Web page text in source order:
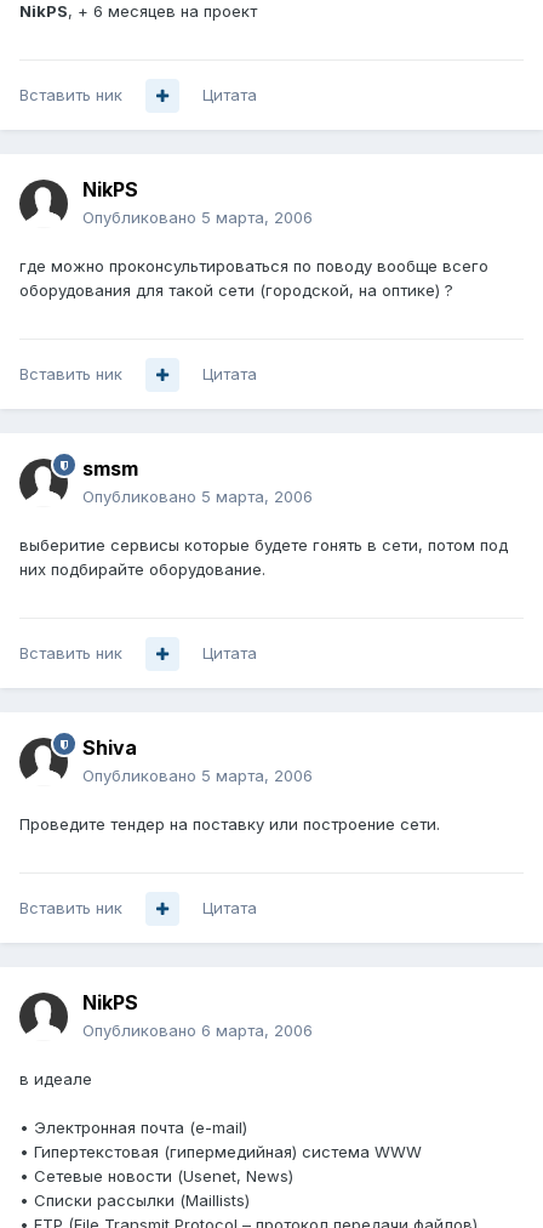
NikPS, + 6 месяцев на проект
Вставить ник Цитата
NikPS
Опубликовано 5 марта, 2006
где можно проконсультироваться по поводу вообще всего
оборудования для такой сети (городской, на оптике) ?
Вставить ник Цитата
smsm
Опубликовано 5 марта, 2006
выберитие сервисы которые будете гонять в сети, потом под
них подбирайте оборудование.
Вставить ник Цитата
Shiva
Опубликовано 5 марта, 2006
Проведите тендер на поставку или построение сети.
Вставить ник Цитата
NikPS
Опубликовано 6 марта, 2006
в идеале
• Электронная почта (e-mail)
• Гипертекстовая (гипермедийная) система WWW
• Сетевые новости (Usenet, News)
• Списки рассылки (Maillists)